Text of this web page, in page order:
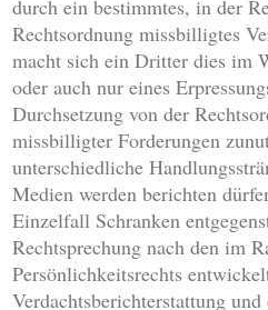
durch ein bestimmtes, in der
Rechtsordnung missbilligtes
macht sich ein Dritter dies im
oder auch nur eines
Durchsetzung von der
missbilligter Forderungen
unterschiedliche
Medien werden berichten
Einzelfall Schranken
Rechtsprechung nach den im
Persönlichkeitsrechts
Verdachtsberichterstattung